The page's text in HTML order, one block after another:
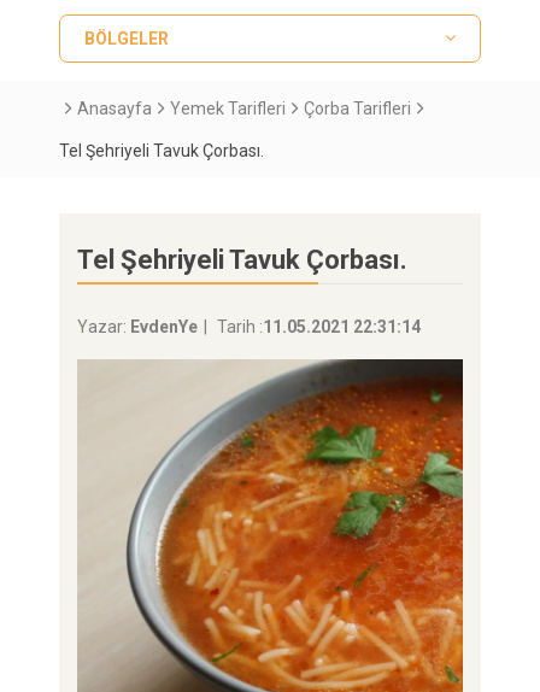
BÖLGELER
Anasayfa Yemek Tarifleri Çorba Tarifleri
Tel Şehriyeli Tavuk Çorbası.
Tel Şehriyeli Tavuk Çorbası.
Yazar: EvdenYe Tarih :11.05.2021 22:31:14